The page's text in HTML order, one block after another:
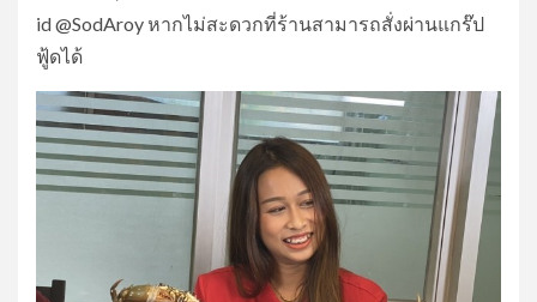
id @SodAroy หากไม่สะดวกที่ร้านสามารถสั่งผ่านแกร๊ป
ฟู้ดได้